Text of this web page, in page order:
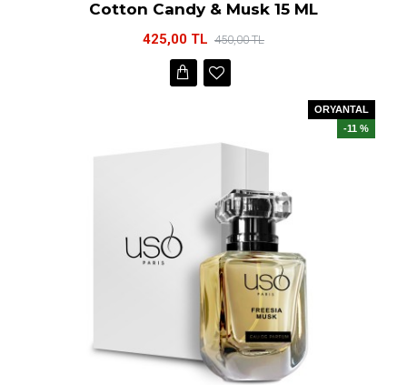
Cotton Candy & Musk 15 ML
425,00 TL 450,00 TL
ORYANTAL
-11 %